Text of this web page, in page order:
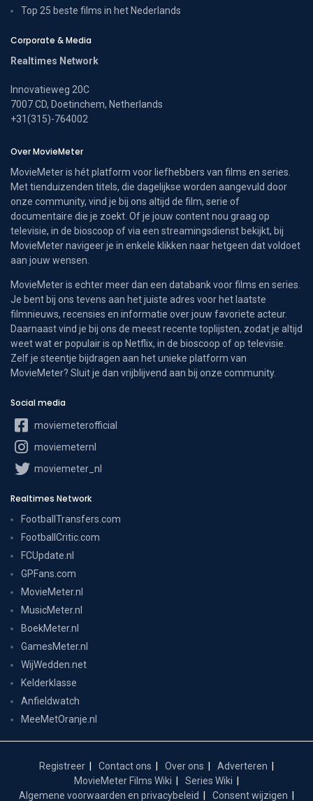
Top 25 beste films in het Nederlands
Corporate & Media
Realtimes Network
Innovatieweg 20C
7007 CD, Doetinchem, Netherlands
+31(315)-764002
Over MovieMeter
MovieMeter is hét platform voor liefhebbers van films en series.
Met tienduizenden titels, die dagelijkse worden aangevuld door
onze community, vind je bij ons altijd de film, serie of
documentaire die je zoekt. Of je jouw content nou graag op
televisie, in de bioscoop of via een streamingsdienst bekijkt, bij
MovieMeter navigeer je in enkele klikken naar hetgeen dat voldoet
aan jouw wensen.
MovieMeter is echter meer dan een databank voor films en series.
Je bent bij ons tevens aan het juiste adres voor het laatste
filmnieuws, recensies en informatie over jouw favoriete acteur.
Daarnaast vind je bij ons de meest recente toplijsten, zodat je altijd
weet wat er populair is op Netflix, in de bioscoop of op televisie.
Zelf je steentje bijdragen aan het unieke platform van
MovieMeter? Sluit je dan vrijblijvend aan bij onze community.
Social media
moviemeterofficial
moviemeternl
moviemeter_nl
Realtimes Network
FootballTransfers.com
FootballCritic.com
FCUpdate.nl
GPFans.com
MovieMeter.nl
MusicMeter.nl
BoekMeter.nl
GamesMeter.nl
WijWedden.net
Kelderklasse
Anfieldwatch
MeeMetOranje.nl
Registreer Contact ons Over ons
Adverteren
MovieMeter Films Wiki
Series Wiki
Algemene voorwaarden en privacybeleid
Consent wijzigen